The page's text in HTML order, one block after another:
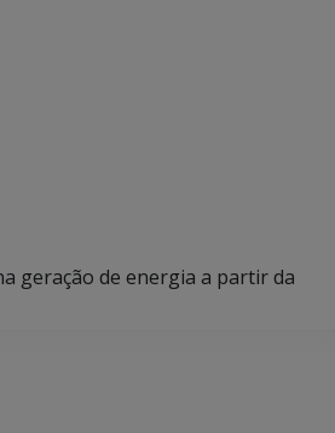
geração de energia a partir da